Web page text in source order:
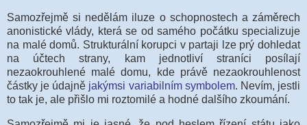
Samozřejmě si nedělám iluze o schopnostech a záměrech
anonistické vlády, která se od samého počátku specializuje
na malé domů. Strukturální korupci v partaji lze prý dohledat
na účtech strany, kam jednotliví straníci posílají
nezaokrouhlené malé domu, kde právě nezaokrouhlenost
částky je údajně jakýmsi variabilním symbolem. Nevím, jestli
to tak je, ale přišlo mi roztomilé a hodné dalšího zkoumání.